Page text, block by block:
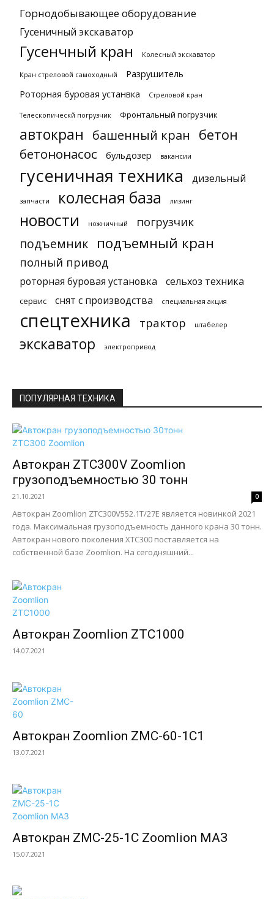
Горнодобывающее оборудование
Гусеничный экскаватор
Гусенчный кран Колесный экскаватор
Кран стреловой самоходный
Разрушитель
Роторная буровая устанвка
Стреловой кран
Телескопическй погрузчик Фронтальный погрузчик
автокран башенный кран бетон
бетононасос бульдозер вакансии
гусеничная техника дизельный
запчасти колесная база лизинг
новости ножничный погрузчик
подъемник подъемный кран
полный привод
роторная буровая установка сельхоз техника
сервис снят с производства специальная акция
спецтехника трактор штабелер
экскаватор электропривод
ПОПУЛЯРНАЯ ТЕХНИКА
Автокран ZTC300V Zoomlion
грузоподъемностью 30 тонн
21.10.2021 0
Автокран Zoomlion ZTC300V552.1T/27E является новинкой 2021
года. Максимальная грузоподъемность данного крана 30 тонн.
Автокран нового поколения XTC300 поставляется на
собственной базе Zoomlion. На сегодняшний...
Автокран Zoomlion ZTC1000
14.07.2021
Автокран Zoomlion ZMC-60-1C1
13.07.2021
Автокран ZMC-25-1С Zoomlion МАЗ
15.07.2021